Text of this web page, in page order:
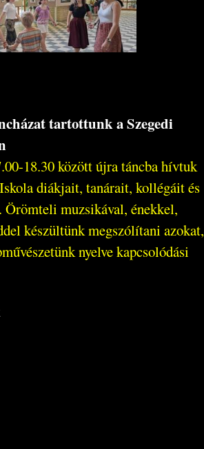
tartottunk a Szegedi
18.30 között újra táncba hívtuk
diákjait, tanárait, kollégáit és
Örömteli muzsikával, énekkel,
készültünk megszólítani azokat,
nyelve kapcsolódási